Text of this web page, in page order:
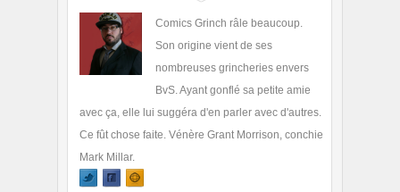
Comics Grinch râle beaucoup.
Son origine vient de ses
nombreuses grincheries envers
BvS. Ayant gonflé sa petite amie
avec ça, elle lui suggéra d'en parler avec d'autres.
Ce fût chose faite. Vénère Grant Morrison, conchie
Mark Millar.